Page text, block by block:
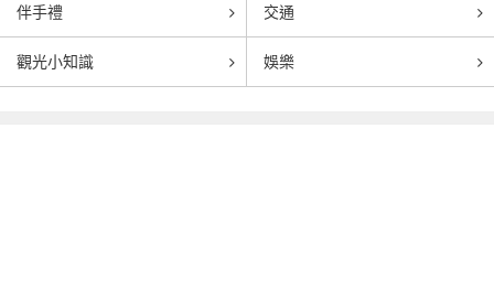
伴手禮 交通
觀光小知識 娛樂